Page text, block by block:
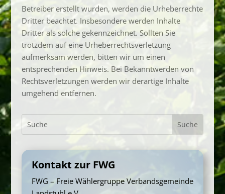
Betreiber erstellt wurden, werden die Urheberrechte
Dritter beachtet. Insbesondere werden Inhalte
Dritter als solche gekennzeichnet. Sollten Sie
trotzdem auf eine Urheberrechtsverletzung
aufmerksam werden, bitten wir um einen
entsprechenden Hinweis. Bei Bekanntwerden von
Rechtsverletzungen werden wir derartige Inhalte
umgehend entfernen.
Kontakt zur FWG
FWG – Freie Wählergruppe Verbandsgemeinde